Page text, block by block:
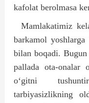
kafolat berolmasa
Mamlakatimiz
barkamol
bilan boqadi.
pallada ota-onalar
o‘gitni
tarbiyasizlikning